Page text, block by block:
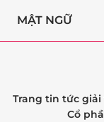
MẬT NGỮ
Trang tin tức
Cổ